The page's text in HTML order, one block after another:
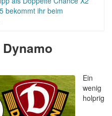
bekommt ihr beim
Ein
wenig
holprig